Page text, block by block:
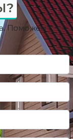
Поможем с